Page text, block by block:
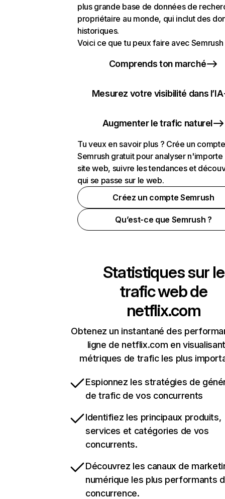
plus grande base de données de
propriétaire au monde, qui inclut des
historiques.
Voici ce que tu peux faire avec Semrush
Comprends ton marché
Mesurez votre visibilité dans l’IA
Augmenter le trafic naturel
Tu veux en savoir plus ? Crée un compte
Semrush gratuit pour analyser n'importe
site web, suivre les tendances et
qui se passe sur le web.
Créez un compte Semrush
Qu’est-ce que Semrush ?
Statistiques sur le
trafic web de
netflix.com
Obtenez un instantané des
ligne de netflix.com en
métriques de trafic les plus
Espionnez les stratégies de
de trafic de vos concurrents
Identifiez les principaux produits,
services et catégories de vos
concurrents.
Découvrez les canaux de
numérique les plus performants
concurrence.